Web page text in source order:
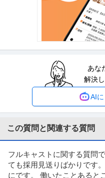
創業90年の強固なグループ基
高収入 完全週
年収800万円〜1,000万円
【職種】管理＞法務・コンプライ
どに応じ、当該求人をビズリ …続き
建築施工管理 ／ 建築施工管
／完全週休2日（土日祝）・
株式会社トーヨー冨士工
転勤なし
年収800万円〜1,000万円
性などに応じ、当該求人をビ…続き
採用 ／ 「新橋」人事／HR領
クラウドコンサルティング株式会社
あな
解決
AI
この質問と関連する質問
フルキャストに関する質問
ても採用見送りばかりです
にです。 働いたことあると